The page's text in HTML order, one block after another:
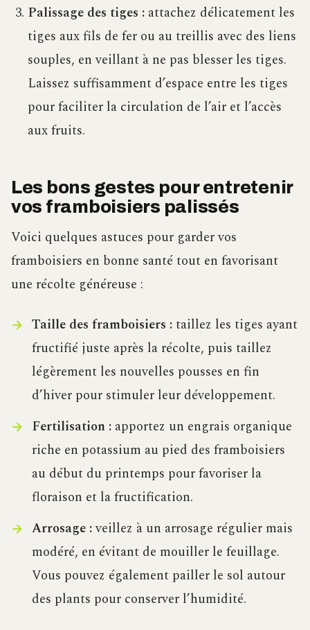
Palissage des tiges : attachez délicatement les
tiges aux fils de fer ou au treillis avec des liens
souples, en veillant à ne pas blesser les tiges.
Laissez suffisamment d’espace entre les tiges
pour faciliter la circulation de l’air et l’accès
aux fruits.
Les bons gestes pour entretenir
vos framboisiers palissés
Voici quelques astuces pour garder vos
framboisiers en bonne santé tout en favorisant
une récolte généreuse :
Taille des framboisiers :taillez les tiges ayant
fructifié juste après la récolte, puis taillez
légèrement les nouvelles pousses en fin
d’hiver pour stimuler leur développement.
Fertilisation :apportez un engrais organique
riche en potassium au pied des framboisiers
au début du printemps pour favoriser la
floraison et la fructification.
Arrosage :veillez à un arrosage régulier mais
modéré, en évitant de mouiller le feuillage.
Vous pouvez également pailler le sol autour
des plants pour conserver l’humidité.